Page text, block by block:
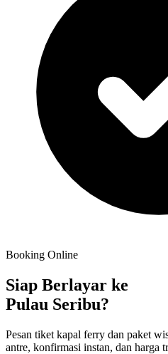
Booking Online
Siap Berlayar ke
Pulau Seribu?
Pesan tiket kapal ferry dan paket
antre, konfirmasi instan, dan harga